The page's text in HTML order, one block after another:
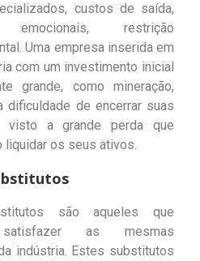
custos de saída,
emocionais, restrição
Uma empresa inserida em
com um investimento inicial
grande, como mineração,
dificuldade de encerrar suas
visto a grande perda que
liquidar os seus ativos.
são aqueles que
satisfazer as mesmas
indústria. Estes substitutos